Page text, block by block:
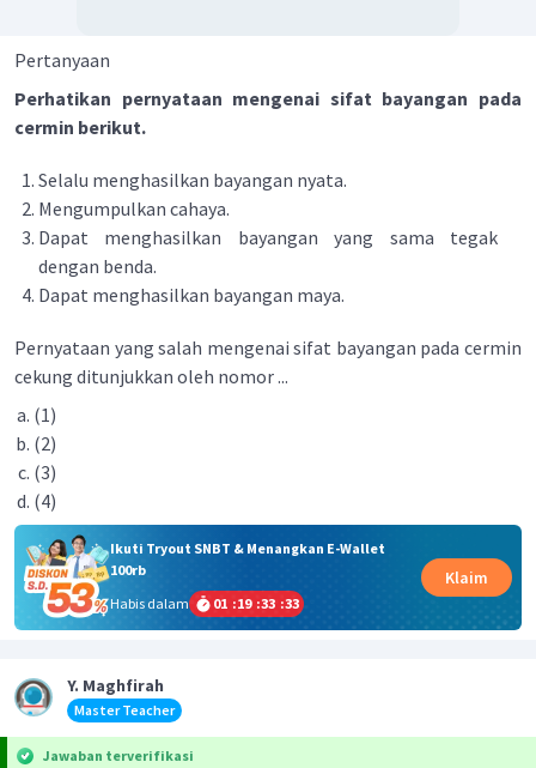
Pertanyaan
Perhatikan pernyataan mengenai sifat bayangan pada
cermin berikut.
Selalu menghasilkan bayangan nyata.
Mengumpulkan cahaya.
Dapat menghasilkan bayangan yang sama tegak
dengan benda.
Dapat menghasilkan bayangan maya.
Pernyataan yang salah mengenai sifat bayangan pada cermin
cekung ditunjukkan oleh nomor ...
(1)
(2)
(3)
(4)
Ikuti Tryout SNBT & Menangkan E-Wallet
100rb
Habis dalam
01 :19 :33 :33
Klaim
Y. Maghfirah
Master Teacher
Jawaban terverifikasi